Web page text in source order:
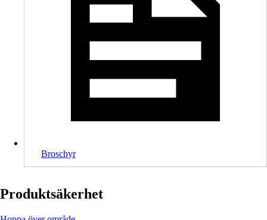
Broschyr
Produktsäkerhet